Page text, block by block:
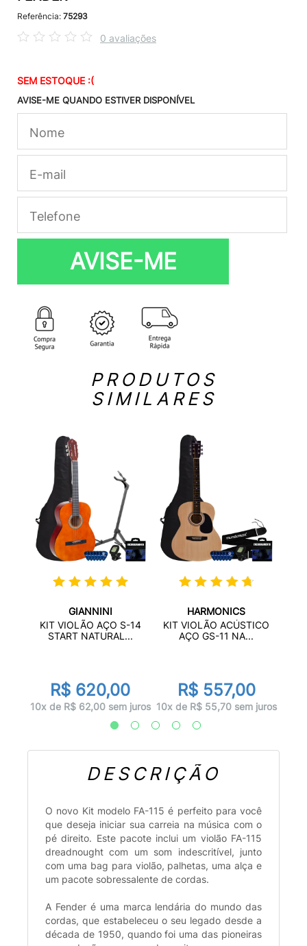
Referência: 75293
0 avaliações
SEM ESTOQUE :(
AVISE-ME QUANDO ESTIVER DISPONÍVEL
AVISE-ME
PRODUTOS
SIMILARES
GIANNINI
KIT VIOLÃO AÇO S-14
START NATURAL...
R$ 620,00
10x de R$ 62,00 sem juros
HARMONICS
KIT VIOLÃO ACÚSTICO
AÇO GS-11 NA...
R$ 557,00
10x de R$ 55,70 sem juros
DESCRIÇÃO
O novo Kit modelo FA-115 é perfeito para você
que deseja iniciar sua carreia na música com o
pé direito. Este pacote inclui um violão FA-115
dreadnought com um som indescritível, junto
com uma bag para violão, palhetas, uma alça e
um pacote sobressalente de cordas.
A Fender é uma marca lendária do mundo das
cordas, que estabeleceu o seu legado desde a
década de 1950, quando foi uma das pioneiras